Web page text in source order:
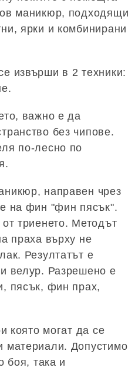
маникюр, подходящи
ярки и комбинирани
извърши в 2 техники:
важно е да
без чипове.
по-лесно по
направен чрез
на фин "фин пясък".
триенето. Методът
праха върху не
Резултатът е
велур. Разрешено е
пясък, фин прах,
която могат да се
материали. Допустимо
боя, така и